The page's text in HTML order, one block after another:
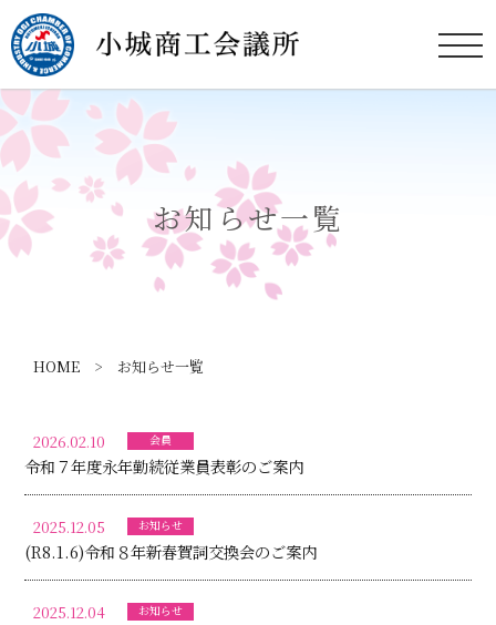
お知らせ一覧
HOME > お知らせ一覧
2026.02.10 会員
令和７年度永年勤続従業員表彰のご案内
2025.12.05 お知らせ
(R8.1.6)令和８年新春賀詞交換会のご案内
2025.12.04 お知らせ